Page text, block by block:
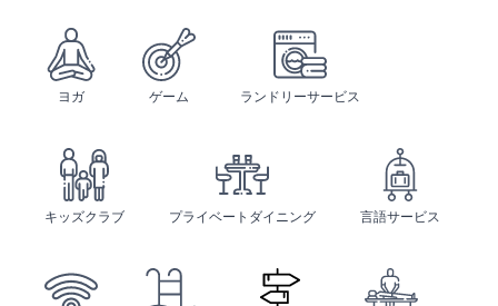
ヨガ ゲーム ランドリーサービス
キッズクラブ プライベートダイニング 言語サービス